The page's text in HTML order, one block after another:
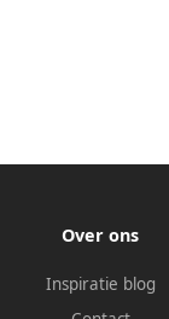
Over ons
Inspiratie blog